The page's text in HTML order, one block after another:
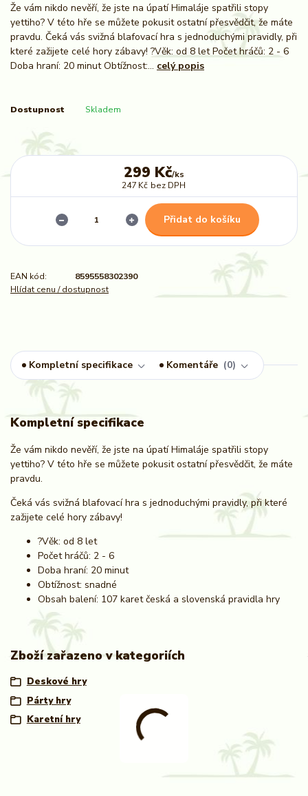
Že vám nikdo nevěří, že jste na úpatí Himaláje spatřili stopy
yettiho? V této hře se můžete pokusit ostatní přesvědčit, že máte
pravdu. Čeká vás svižná blafovací hra s jednoduchými pravidly, při
které zažijete celé hory zábavy! ?Věk: od 8 let Počet hráčů: 2 - 6
Doba hraní: 20 minut Obtížnost:... celý popis
Dostupnost Skladem
299 Kč/ks
247 Kč bez DPH
Přidat do košíku
EAN kód:
8595558302390
Hlídat cenu / dostupnost
Kompletní specifikace Komentáře 0
Kompletní specifikace
Že vám nikdo nevěří, že jste na úpatí Himaláje spatřili stopy
yettiho? V této hře se můžete pokusit ostatní přesvědčit, že máte
pravdu.
Čeká vás svižná blafovací hra s jednoduchými pravidly, při které
zažijete celé hory zábavy!
?Věk: od 8 let
Počet hráčů: 2 - 6
Doba hraní: 20 minut
Obtížnost: snadné
Obsah balení: 107 karet česká a slovenská pravidla hry
Zboží zařazeno v kategoriích
Deskové hry
Párty hry
Karetní hry